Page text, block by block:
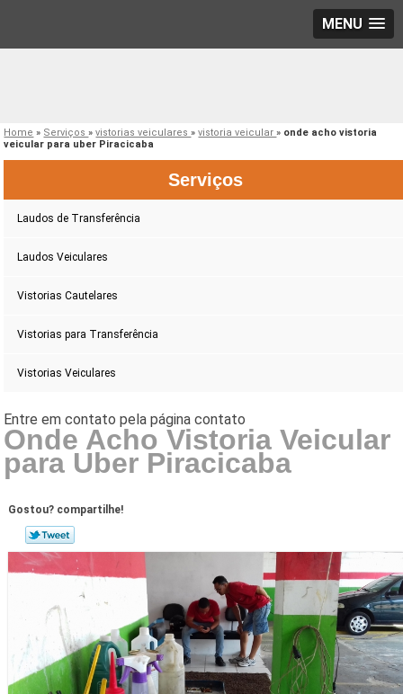
MENU
Home » Serviços»vistorias veiculares»vistoria veicular» onde acho vistoria
veicular para uber Piracicaba
Serviços
Laudos de Transferência
Laudos Veiculares
Vistorias Cautelares
Vistorias para Transferência
Vistorias Veiculares
Onde Acho Vistoria Veicular
para Uber Piracicaba
Gostou? compartilhe!